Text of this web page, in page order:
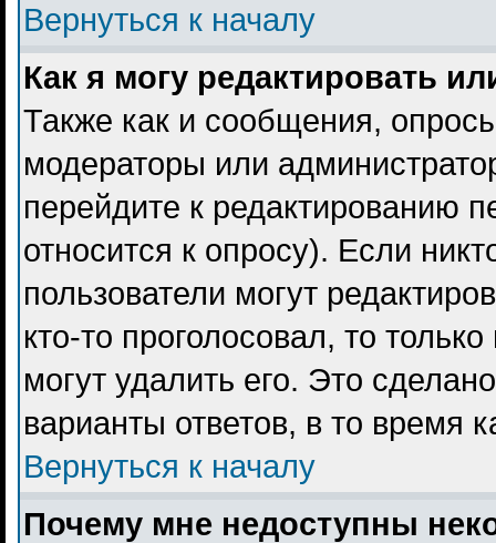
Вернуться к началу
Как я могу редактировать
Также как и сообщения,
модераторы или
перейдите к редактированию
относится к опросу). Если
пользователи могут
кто-то проголосовал, то
могут удалить его. Это
варианты ответов, в то время
Вернуться к началу
Почему мне недоступны